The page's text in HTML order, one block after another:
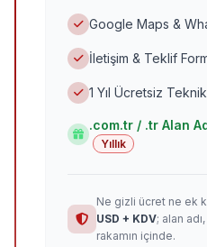
Google Maps &
İletişim & Teklif
1 Yıl Ücretsiz
.com.tr / .tr Alan
Yıllık
Ne gizli ücret ne ek
USD + KDV; alan
rakamın içinde.